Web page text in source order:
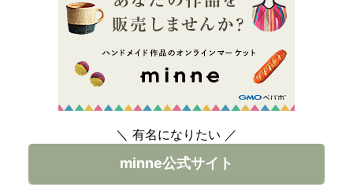
＼ 有名になりたい ／
minne公式サイト